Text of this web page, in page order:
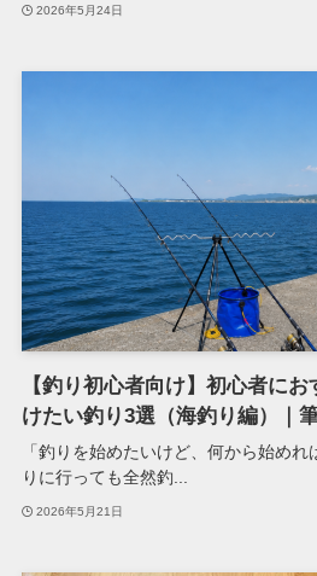
2026年5月24日
【釣り初心者向け】初心者に
けたい釣り3選（海釣り編）｜
「釣りを始めたいけど、何から始め
りに行っても全然釣...
2026年5月21日